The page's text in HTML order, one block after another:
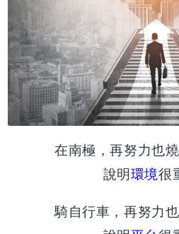
在南極，再努力也
說明環境很
騎自行車，再努力